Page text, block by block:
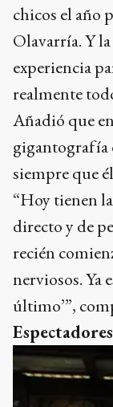
chicos el año
Olavarría. Y
experiencia
realmente
Añadió que
gigantografía
siempre que
“Hoy tienen
directo y de
recién
nerviosos. Ya
último’”,